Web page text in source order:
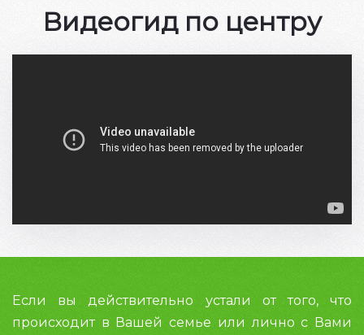
Видеогид по центру
Если вы действительно устали от того, что
происходит в Вашей семье или лично с Вами